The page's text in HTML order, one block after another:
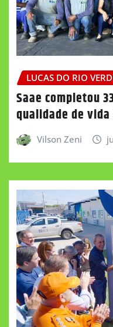
LUCAS DO RIO
Saae completou
qualidade de
Vilson Zeni